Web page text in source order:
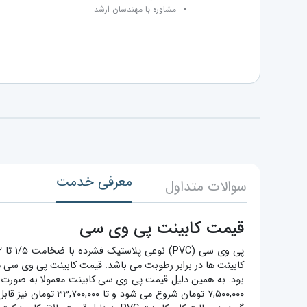
مشاوره با مهندسان ارشد
سوالات متداول معرفی خدمت
قیمت کابینت پی وی سی
کابینت ها در برابر رطوبت می باشد. قیمت کابینت پی وی سی
۷,۵۰۰,۰۰۰ تومان